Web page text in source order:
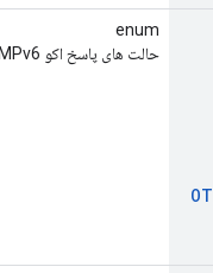
OT
enum
حالت های پاسخ اکو ICMPv6.